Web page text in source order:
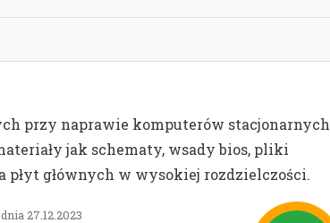
przy naprawie komputerów stacjonarnych
jak schematy, wsady bios, pliki
płyt głównych w wysokiej rozdzielczości.
27.12.2023